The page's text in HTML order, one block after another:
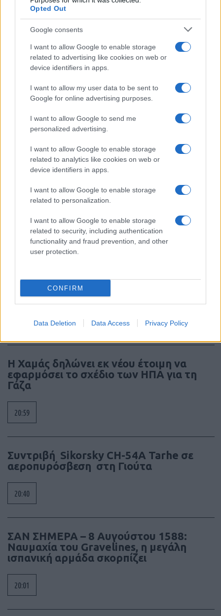
Opted Out
Google consents
I want to allow Google to enable storage
related to advertising like cookies on web or
device identifiers in apps.
I want to allow my user data to be sent to
Google for online advertising purposes.
I want to allow Google to send me
personalized advertising.
I want to allow Google to enable storage
related to analytics like cookies on web or
device identifiers in apps.
I want to allow Google to enable storage
related to personalization.
I want to allow Google to enable storage
related to security, including authentication
functionality and fraud prevention, and other
user protection.
CONFIRM
Data Deletion Data Access Privacy Policy
Μεξικό με 4 νεκρούς;
για την ασφάλεια από τα drones μετά το
περιστατικό σε αεροδρόμιο
Ευρωπαϊκή Επιτροπή: Επιταχύνει το
ευρωπαϊκές επικοινωνίες
Ρωσία – Ρυμουλκήθηκε σε τουρκικό
λιμάνι
Η Χαμάς δηλώνει εκ νέου έτοιμη να
εφαρμόσει το σχέδιο των ΗΠΑ για τη
Γάζα
20:59
Συντριβή Sikorsky CH-54A Tarhe σε
αεροπυρόσβεση στη Γιούτα
20:40
ΣΑΝ ΣΗΜΕΡΑ – 8 Αυγούστου 1588:
Ναυμαχία του Gravelines, η μεγάλη
ισπανική αρμάδα σκορπίζει
20:01